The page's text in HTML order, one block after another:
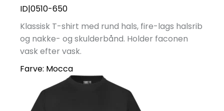
ID|0510-650
Klassisk T-shirt med rund hals, fire-lags halsrib
og nakke- og skulderbånd. Holder faconen
vask efter vask.
Farve: Mocca